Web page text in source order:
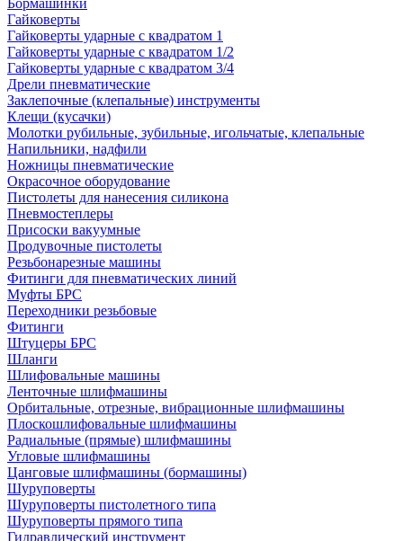
Бормашинки
Гайковерты
Гайковерты ударные с квадратом 1
Гайковерты ударные с квадратом 1/2
Гайковерты ударные с квадратом 3/4
Дрели пневматические
Заклепочные (клепальные) инструменты
Клещи (кусачки)
Молотки рубильные, зубильные, игольчатые, клепальные
Напильники, надфили
Ножницы пневматические
Окрасочное оборудование
Пистолеты для нанесения силикона
Пневмостеплеры
Присоски вакуумные
Продувочные пистолеты
Резьбонарезные машины
Фитинги для пневматических линий
Муфты БРС
Переходники резьбовые
Фитинги
Штуцеры БРС
Шланги
Шлифовальные машины
Ленточные шлифмашины
Орбитальные, отрезные, вибрационные шлифмашины
Плоскошлифовальные шлифмашины
Радиальные (прямые) шлифмашины
Угловые шлифмашины
Цанговые шлифмашины (бормашины)
Шуруповерты
Шуруповерты пистолетного типа
Шуруповерты прямого типа
Гидравлический инструмент